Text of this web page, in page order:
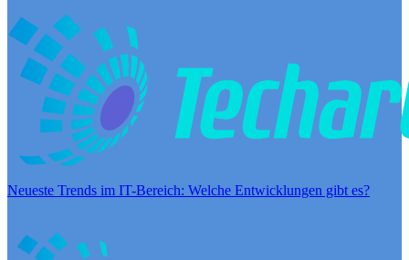
Neueste Trends im IT-Bereich: Welche Entwicklungen gibt es?